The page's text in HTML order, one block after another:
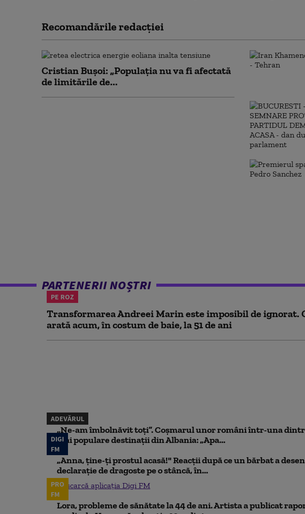
Recomandările redacţiei
Cristian Bușoi: „Populația nu va fi afectată
de limitările de...
PARTENERII NOȘTRI
PE ROZ
Transformarea Andreei Marin este imposibil de ignorat.
arată acum, în costum de baie, la 51 de ani
ADEVĂRUL
„Ne-am îmbolnăvit toți”. Coșmarul unor români într-una
mai populare destinații din Albania: „Apa...
DIGI
FM
„Anna, ţine-ţi prostul acasă!" Reacţii după ce un bărbat a
declaraţie de dragoste pe o stâncă, în...
Descarcă aplicația Digi FM
PRO
FM
Lora, probleme de sănătate la 44 de ani. Artista a publicat